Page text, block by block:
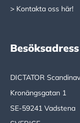
> Kontakta oss här!
Besöksadress
DICTATOR
Kronängsgatan 1
SE-59241 Vadstena